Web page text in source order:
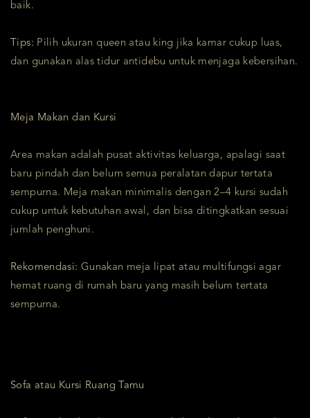
baik.
Tips: Pilih ukuran queen atau king jika kamar cukup luas,
dan gunakan alas tidur antidebu untuk menjaga kebersihan.
Meja Makan dan Kursi
Area makan adalah pusat aktivitas keluarga, apalagi saat
baru pindah dan belum semua peralatan dapur tertata
sempurna. Meja makan minimalis dengan 2–4 kursi sudah
cukup untuk kebutuhan awal, dan bisa ditingkatkan sesuai
jumlah penghuni.
Rekomendasi: Gunakan meja lipat atau multifungsi agar
hemat ruang di rumah baru yang masih belum tertata
sempurna.
Sofa atau Kursi Ruang Tamu